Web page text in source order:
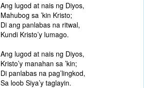
Ang lugod at nais ng Diyos,
Mahubog sa ’kin Kristo;
Di ang panlabas na ritwal,
Kundi Kristo’y lumago.
Ang lugod at nais ng Diyos,
Kristo’y manahan sa ’kin;
Di panlabas na pag’lingkod,
Sa loob Siya’y taglayin.